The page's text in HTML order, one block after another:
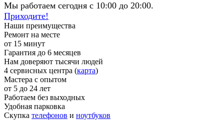
Мы работаем сегодня с 10:00 до 20:00.
Приходите!
Наши преимущества
Ремонт на месте
от 15 минут
Гарантия до 6 месяцев
Нам доверяют тысячи людей
4 сервисных центра (карта)
Мастера с опытом
от 5 до 24 лет
Работаем без выходных
Удобная парковка
Скупка телефонов и ноутбуков